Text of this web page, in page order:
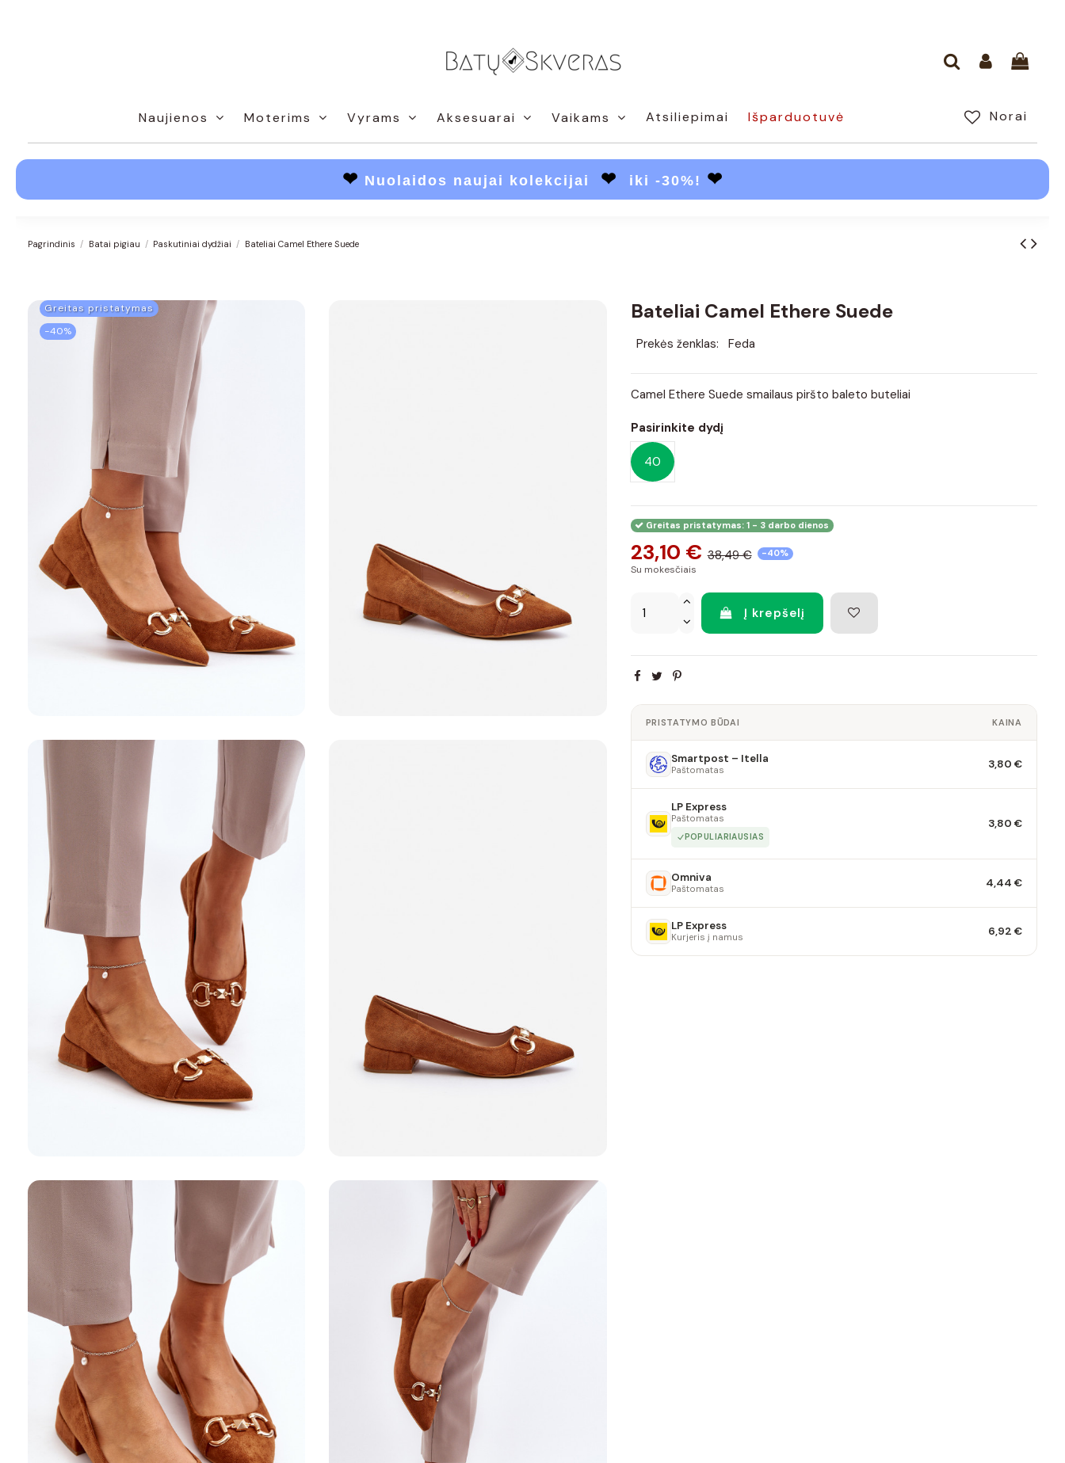
Naujienos Moterims Vyrams Aksesuarai Vaikams Atsiliepimai Norai
Išparduotuvė
❤ Nuolaidos naujai kolekcijai ❤ iki -30%! ❤
Pagrindinis Batai pigiau Paskutiniai dydžiai Bateliai Camel Ethere Suede
Greitas pristatymas
−40%
Bateliai Camel Ethere Suede
Prekės ženklas: Feda
Camel Ethere Suede smailaus piršto baleto buteliai
Pasirinkite dydį
40
Greitas pristatymas: 1 - 3 darbo dienos
23,10 € 38,49 € -40%
Su mokesčiais
Į krepšelį
PRISTATYMO BŪDAI KAINA
Smartpost – Itella
Paštomatas 3,80 €
LP Express
Paštomatas
POPULIARIAUSIAS
3,80 €
Omniva
Paštomatas 4,44 €
LP Express
Kurjeris į namus 6,92 €